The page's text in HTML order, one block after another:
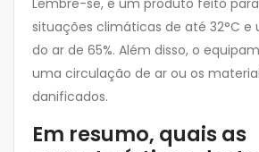
situações climáticas de até 32°C e
do ar de 65%. Além disso, o
uma circulação de ar ou os
danificados.
Em resumo, quais as